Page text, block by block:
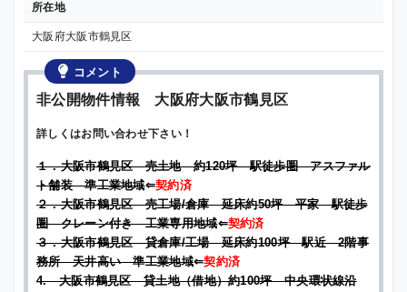
所在地
大阪府大阪市鶴見区
コメント
非公開物件情報 大阪府大阪市鶴見区
詳しくはお問い合わせ下さい！
１．大阪市鶴見区 売土地 約120坪 駅徒歩圏 アスファル
ト舗装 準工業地域⇐契約済
２．大阪市鶴見区 売工場/倉庫 延床約50坪 平家 駅徒歩
圏 クレーン付き 工業専用地域⇐契約済
３．大阪市鶴見区 貸倉庫/工場 延床約100坪 駅近 2階事
務所 天井高い 準工業地域⇐契約済
4. 大阪市鶴見区 貸土地（借地）約100坪 中央環状線沿